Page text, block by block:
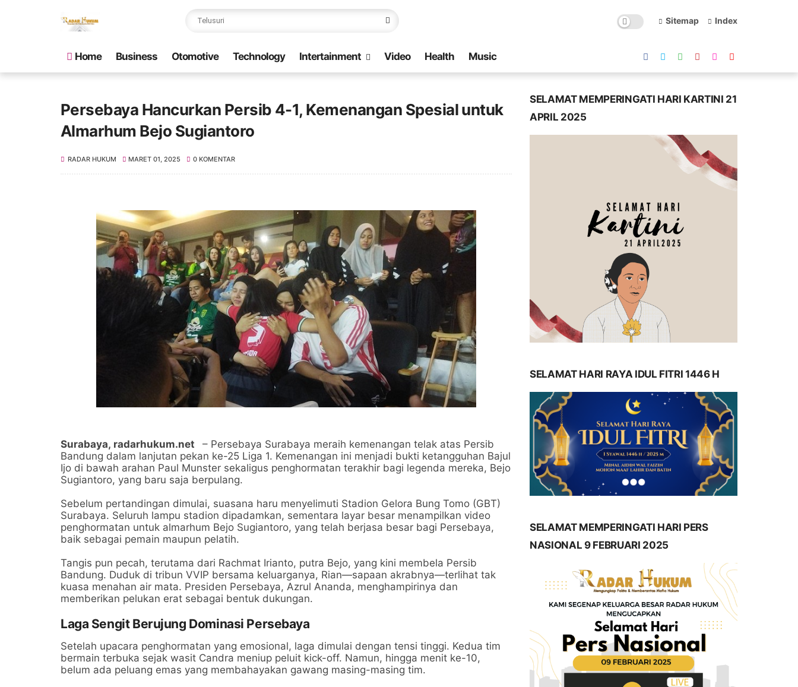
Sitemap Index
Home Business Otomotive Technology Intertainment Video Health Music
Persebaya Hancurkan Persib 4-1, Kemenangan Spesial untuk
Almarhum Bejo Sugiantoro
RADAR HUKUM MARET 01, 2025 0 KOMENTAR
Surabaya, radarhukum.net
– Persebaya Surabaya meraih kemenangan telak atas Persib
Bandung dalam lanjutan pekan ke-25 Liga 1. Kemenangan ini menjadi bukti ketangguhan Bajul
Ijo di bawah arahan Paul Munster sekaligus penghormatan terakhir bagi legenda mereka, Bejo
Sugiantoro, yang baru saja berpulang.
Sebelum pertandingan dimulai, suasana haru menyelimuti Stadion Gelora Bung Tomo (GBT)
Surabaya. Seluruh lampu stadion dipadamkan, sementara layar besar menampilkan video
penghormatan untuk almarhum Bejo Sugiantoro, yang telah berjasa besar bagi Persebaya,
baik sebagai pemain maupun pelatih.
Tangis pun pecah, terutama dari Rachmat Irianto, putra Bejo, yang kini membela Persib
Bandung. Duduk di tribun VVIP bersama keluarganya, Rian—sapaan akrabnya—terlihat tak
kuasa menahan air mata. Presiden Persebaya, Azrul Ananda, menghampirinya dan
memberikan pelukan erat sebagai bentuk dukungan.
Laga Sengit Berujung Dominasi Persebaya
Setelah upacara penghormatan yang emosional, laga dimulai dengan tensi tinggi. Kedua tim
bermain terbuka sejak wasit Candra meniup peluit kick-off. Namun, hingga menit ke-10,
belum ada peluang emas yang membahayakan gawang masing-masing tim.
SELAMAT MEMPERINGATI HARI KARTINI 21
APRIL 2025
SELAMAT HARI RAYA IDUL FITRI 1446 H
SELAMAT MEMPERINGATI HARI PERS
NASIONAL 9 FEBRUARI 2025